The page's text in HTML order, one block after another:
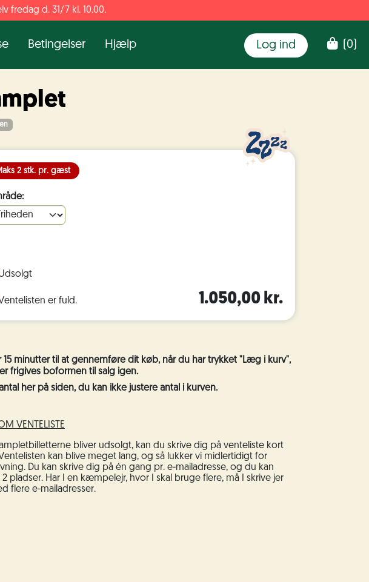
fredag d. 31/7 kl. 10.00.
Betingelser Hjælp (0)
2 stk. pr. gæst
er fuld. 1.050,00 kr.
15 minutter til at gennemføre dit køb, når du har trykket "Læg i kurv",
frigives boformen til salg igen.
her på siden, du kan ikke justere antal i kurven.
VENTELISTE
bliver udsolgt, kan du skrive dig på venteliste kort
kan blive meget lang, og så lukker vi midlertidigt for
Du kan skrive dig på én gang pr. e-mailadresse, og du kan
pladser. Har I en kæmpelejr, hvor I skal bruge flere, må I skrive jer
flere e-mailadresser.